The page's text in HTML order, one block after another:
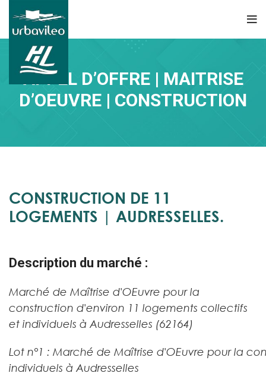
APPEL D’OFFRE | MAITRISE
D’OEUVRE | CONSTRUCTION
CONSTRUCTION DE 11
LOGEMENTS | AUDRESSELLES.
Description du marché :
Marché de Maîtrise d'OEuvre pour la
construction d'environ 11 logements collectifs
et individuels à Audresselles (62164)
Lot n°1 : Marché de Maîtrise d'OEuvre pour la
individuels à Audresselles